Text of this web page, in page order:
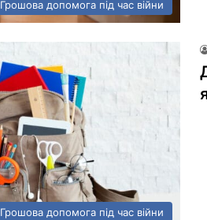
Грошова допомога під час війни
Грошова допомога під час війни